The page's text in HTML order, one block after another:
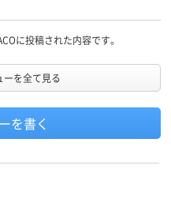
に投稿された内容です。
ーを全て見る
を書く